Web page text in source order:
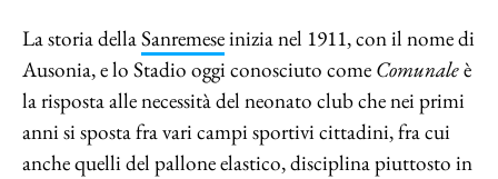
La storia dellaSanremeseinizia nel 1911, con il nome di
Ausonia, e lo Stadio oggi conosciuto come Comunaleè
la risposta alle necessità del neonato club che nei primi
anni si sposta fra vari campi sportivi cittadini, fra cui
anche quelli del pallone elastico, disciplina piuttosto in